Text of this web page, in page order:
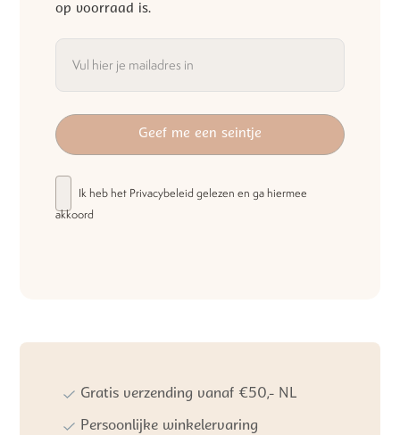
op voorraad is.
Ik heb het Privacybeleid gelezen en ga hiermee
akkoord
Gratis verzending vanaf €50,- NL
Persoonlijke winkelervaring